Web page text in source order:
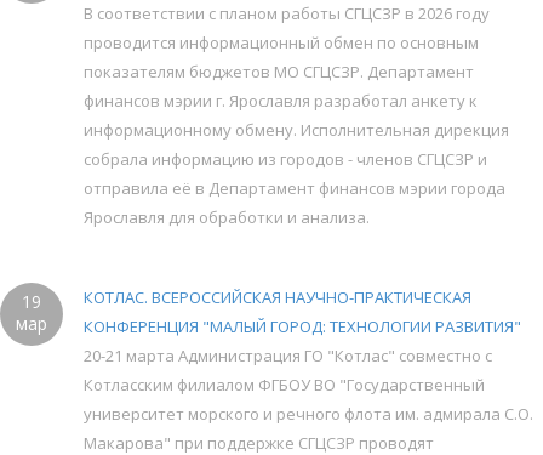
В соответствии с планом работы СГЦСЗР в 2026 году
проводится информационный обмен по основным
показателям бюджетов МО СГЦСЗР. Департамент
финансов мэрии г. Ярославля разработал анкету к
информационному обмену. Исполнительная дирекция
собрала информацию из городов - членов СГЦСЗР и
отправила её в Департамент финансов мэрии города
Ярославля для обработки и анализа.
19
мар
КОТЛАС. ВСЕРОССИЙСКАЯ НАУЧНО-ПРАКТИЧЕСКАЯ
КОНФЕРЕНЦИЯ "МАЛЫЙ ГОРОД: ТЕХНОЛОГИИ РАЗВИТИЯ"
20-21 марта Администрация ГО "Котлас" совместно с
Котласским филиалом ФГБОУ ВО "Государственный
университет морского и речного флота им. адмирала С.О.
Макарова" при поддержке СГЦСЗР проводят